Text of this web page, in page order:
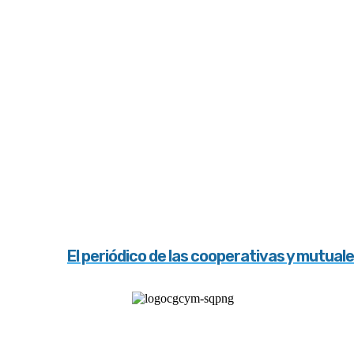
El periódico de las cooperativas y